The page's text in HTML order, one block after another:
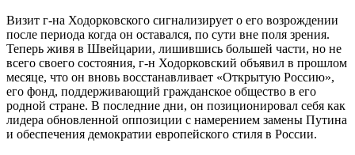
Визит г-на Ходорковского сигнализирует о его возрождении
после периода когда он оставался, по сути вне поля зрения.
Теперь живя в Швейцарии, лишившись большей части, но не
всего своего состояния, г-н Ходорковский объявил в прошлом
месяце, что он вновь восстанавливает «Открытую Россию»,
его фонд, поддерживающий гражданское общество в его
родной стране. В последние дни, он позиционировал себя как
лидера обновленной оппозиции с намерением замены Путина
и обеспечения демократии европейского стиля в России.